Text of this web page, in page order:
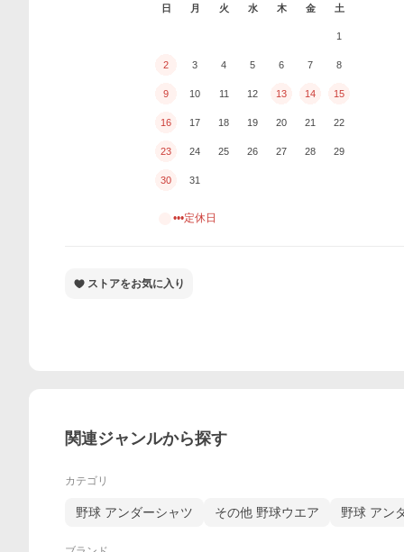
日 月 火 水 木 金 土
1
2 3 4 5 6 7 8
9 10 11 12 13 14 15
16 17 18 19 20 21 22
23 24 25 26 27 28 29
30 31
•••定休日
ストアをお気に入り
関連ジャンルから探す
カテゴリ
野球 アンダーシャツ その他 野球ウエア 野球 アン